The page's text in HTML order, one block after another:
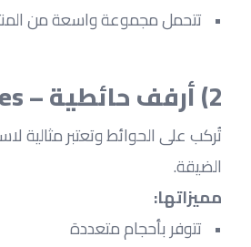
تتحمل مجموعة واسعة من
2) أرفف حائطية – Wall Shelves
الضيقة.
مميزاتها:
تتوفر بأحجام متعددة